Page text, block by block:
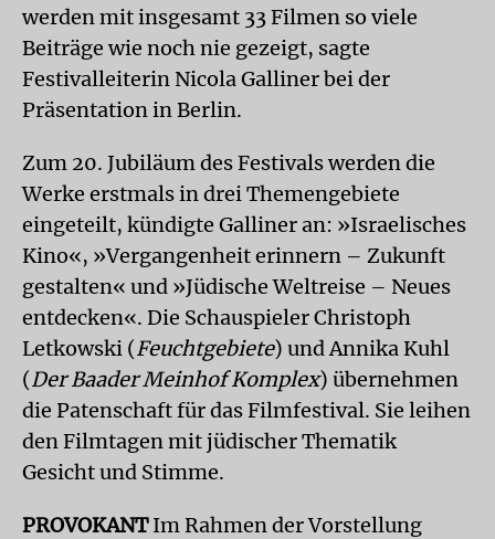
werden mit insgesamt 33 Filmen so viele
Beiträge wie noch nie gezeigt, sagte
Festivalleiterin Nicola Galliner bei der
Präsentation in Berlin.
Zum 20. Jubiläum des Festivals werden die
Werke erstmals in drei Themengebiete
eingeteilt, kündigte Galliner an: »Israelisches
Kino«, »Vergangenheit erinnern – Zukunft
gestalten« und »Jüdische Weltreise – Neues
entdecken«. Die Schauspieler Christoph
Letkowski (Feuchtgebiete) und Annika Kuhl
(Der Baader Meinhof Komplex) übernehmen
die Patenschaft für das Filmfestival. Sie leihen
den Filmtagen mit jüdischer Thematik
Gesicht und Stimme.
PROVOKANTIm Rahmen der Vorstellung